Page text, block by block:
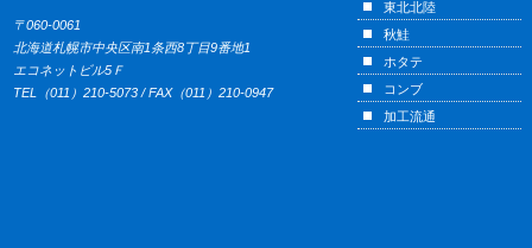
〒060-0061
北海道札幌市中央区南1条西8丁目9番地1
エコネットビル5Ｆ
TEL（011）210-5073 / FAX（011）210-0947
東北北陸
秋鮭
ホタテ
コンブ
加工流通